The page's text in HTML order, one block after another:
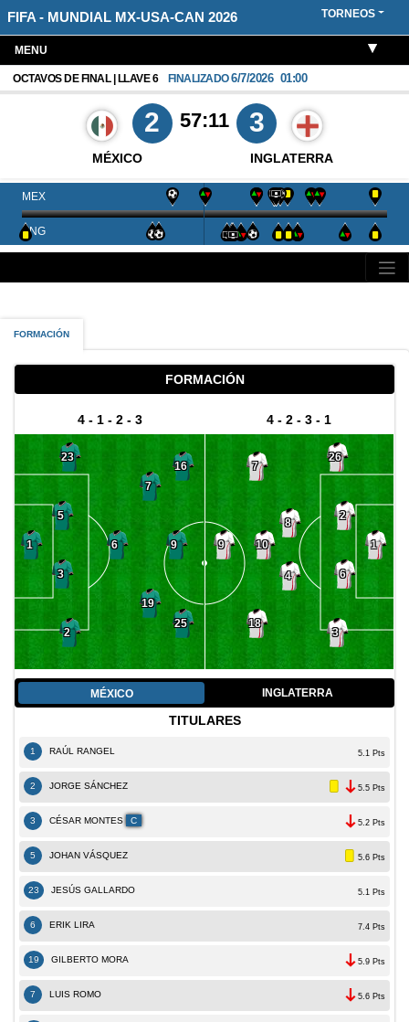
FIFA - MUNDIAL MX-USA-CAN 2026 TORNEOS
MENU
OCTAVOS DE FINAL | LLAVE 6 FINALIZADO6/7/2026 01:00
MÉXICO
2 57:11 3
INGLATERRA
MEX
ENG
FORMACIÓN
FORMACIÓN
4 - 1 - 2 - 3
1
23
5
3
2
6
7
19
16
9
25
4 - 2 - 3 - 1
1
26
2
6
3
8
4
7
10
18
9
MÉXICO INGLATERRA
TITULARES
1 RAÚL RANGEL 5.1 Pts
2 JORGE SÁNCHEZ 5.5 Pts
3 CÉSAR MONTES C 5.2 Pts
5 JOHAN VÁSQUEZ 5.6 Pts
23 JESÚS GALLARDO 5.1 Pts
6 ERIK LIRA 7.4 Pts
19 GILBERTO MORA 5.9 Pts
7 LUIS ROMO 5.6 Pts